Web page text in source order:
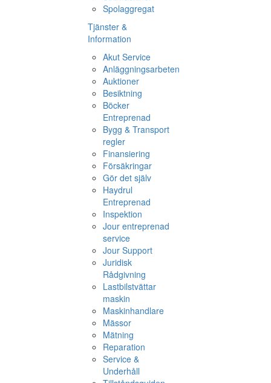
Spolaggregat
Tjänster &
Information
Akut Service
Anläggningsarbeten
Auktioner
Besiktning
Böcker
Entreprenad
Bygg & Transport
regler
Finansiering
Försäkringar
Gör det själv
Haydrul
Entreprenad
Inspektion
Jour entreprenad
service
Jour Support
Juridisk
Rådgivning
Lastbilstvättar
maskin
Maskinhandlare
Mässor
Mätning
Reparation
Service &
Underhåll